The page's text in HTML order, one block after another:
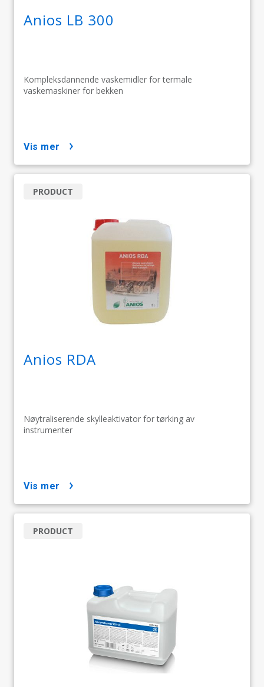
Anios LB 300
Kompleksdannende vaskemidler for termale
vaskemaskiner for bekken
vis mer
Anios RDA
Nøytraliserende skylleaktivator for tørking av
instrumenter
PRODUCT
vis mer
PRODUCT